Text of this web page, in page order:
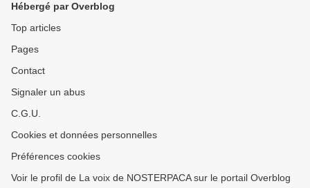
Hébergé par Overblog
Top articles
Pages
Contact
Signaler un abus
C.G.U.
Cookies et données personnelles
Préférences cookies
Voir le profil de La voix de NOSTERPACA sur le portail Overblog